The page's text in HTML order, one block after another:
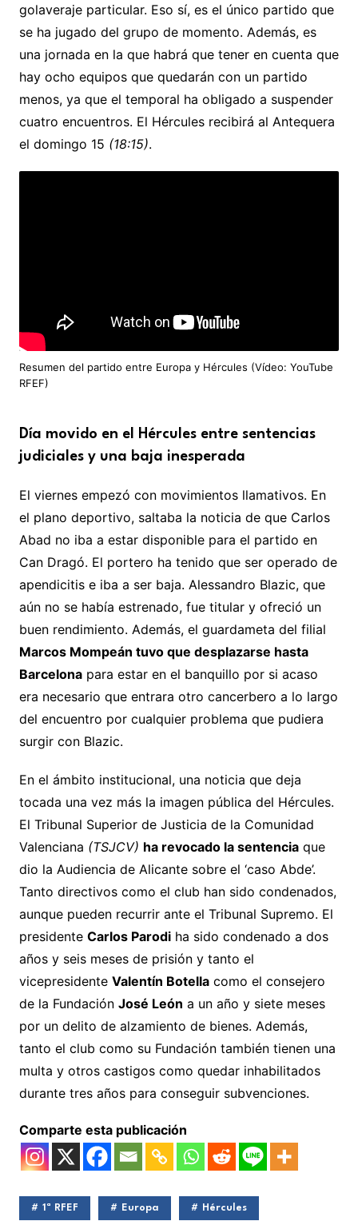
golaveraje particular. Eso sí, es el único partido que
se ha jugado del grupo de momento. Además, es
una jornada en la que habrá que tener en cuenta que
hay ocho equipos que quedarán con un partido
menos, ya que el temporal ha obligado a suspender
cuatro encuentros. El Hércules recibirá al Antequera
el domingo 15 (18:15).
Resumen del partido entre Europa y Hércules (Vídeo: YouTube
RFEF)
Día movido en el Hércules entre sentencias
judiciales y una baja inesperada
El viernes empezó con movimientos llamativos. En
el plano deportivo, saltaba la noticia de que Carlos
Abad no iba a estar disponible para el partido en
Can Dragó. El portero ha tenido que ser operado de
apendicitis e iba a ser baja. Alessandro Blazic, que
aún no se había estrenado, fue titular y ofreció un
buen rendimiento. Además, el guardameta del filial
Marcos Mompeán tuvo que desplazarse hasta
Barcelonapara estar en el banquillo por si acaso
era necesario que entrara otro cancerbero a lo largo
del encuentro por cualquier problema que pudiera
surgir con Blazic.
En el ámbito institucional, una noticia que deja
tocada una vez más la imagen pública del Hércules.
El Tribunal Superior de Justicia de la Comunidad
Valenciana (TSJCV) ha revocado la sentenciaque
dio la Audiencia de Alicante sobre el ‘caso Abde’.
Tanto directivos como el club han sido condenados,
aunque pueden recurrir ante el Tribunal Supremo. El
presidente Carlos Parodiha sido condenado a dos
años y seis meses de prisión y tanto el
vicepresidente Valentín Botellacomo el consejero
de la Fundación José León a un año y siete meses
por un delito de alzamiento de bienes. Además,
tanto el club como su Fundación también tienen una
multa y otros castigos como quedar inhabilitados
durante tres años para conseguir subvenciones.
Comparte esta publicación
1ª RFEF Europa Hércules